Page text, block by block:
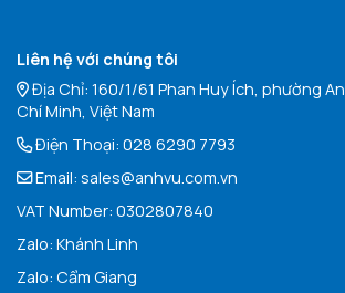
Liên hệ với chúng tôi
Địa Chỉ: 160/1/61 Phan Huy Ích, phường
Chí Minh, Việt Nam
Điện Thoại: 028 6290 7793
Email: sales@anhvu.com.vn
VAT Number: 0302807840
Zalo: Khánh Linh
Zalo: Cẩm Giang